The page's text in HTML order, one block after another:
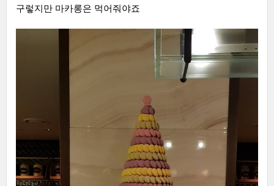
구렇지만 마카롱은 먹어줘야죠